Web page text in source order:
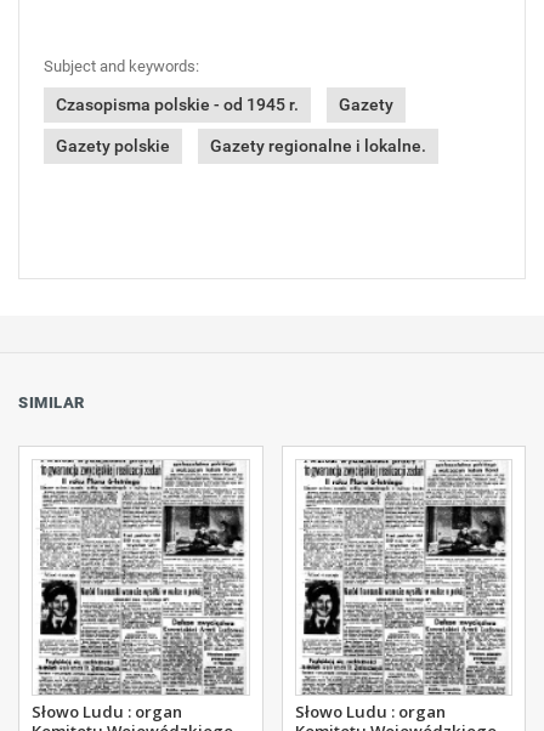
Subject and keywords:
Czasopisma polskie - od 1945 r. Gazety
Gazety polskie Gazety regionalne i lokalne.
SIMILAR
Słowo Ludu : organ
Słowo Ludu : organ